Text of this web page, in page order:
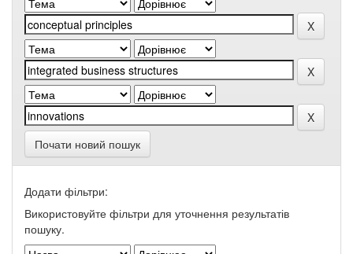
Почати новий пошук
Додати фільтри:
Використовуйте фільтри для уточнення результатів
пошуку.